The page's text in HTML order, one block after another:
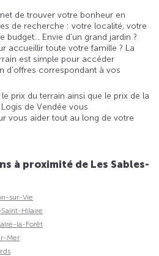
de trouver votre bonheur en
de recherche : votre localité, votre
budget... Envie d'un grand jardin ?
accueillir toute votre famille ? La
est simple pour accéder
d'offres correspondant à vos
prix du terrain ainsi que le prix de la
de Vendée vous
vous aider tout au long de votre
à proximité de Les Sables-
sur-Vie
Saint-Hilaire
la-Forêt
Mer